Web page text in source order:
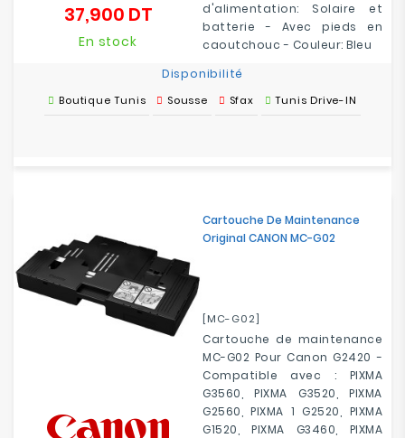
d'alimentation: Solaire et
batterie - Avec pieds en
caoutchouc - Couleur: Bleu
37,900 DTPrix
En stock
Disponibilité
Boutique Tunis Sousse Sfax Tunis Drive-IN
Cartouche De Maintenance
Original CANON MC-G02
[MC-G02]
Cartouche de maintenance
MC-G02 Pour Canon G2420 -
Compatible avec : PIXMA
G3560, PIXMA G3520, PIXMA
G2560, PIXMA 1 G2520, PIXMA
G1520, PIXMA G3460, PIXMA